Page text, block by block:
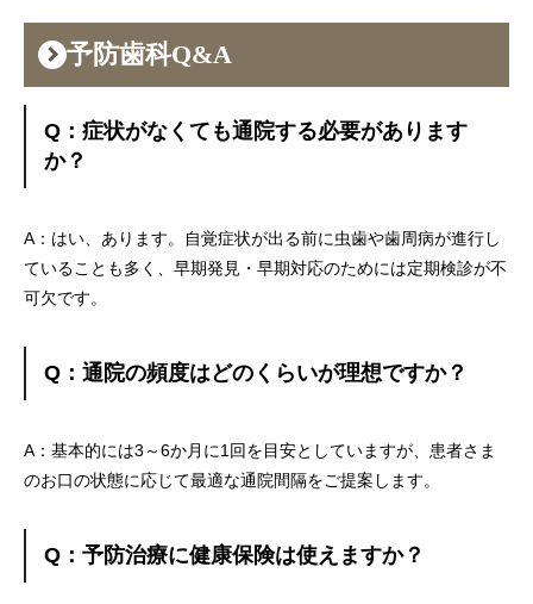
予防歯科Q&A
Q：症状がなくても通院する必要があります
か？
A：はい、あります。自覚症状が出る前に虫歯や歯周病が進行し
ていることも多く、早期発見・早期対応のためには定期検診が不
可欠です。
Q：通院の頻度はどのくらいが理想ですか？
A：基本的には3～6か月に1回を目安としていますが、患者さま
のお口の状態に応じて最適な通院間隔をご提案します。
Q：予防治療に健康保険は使えますか？